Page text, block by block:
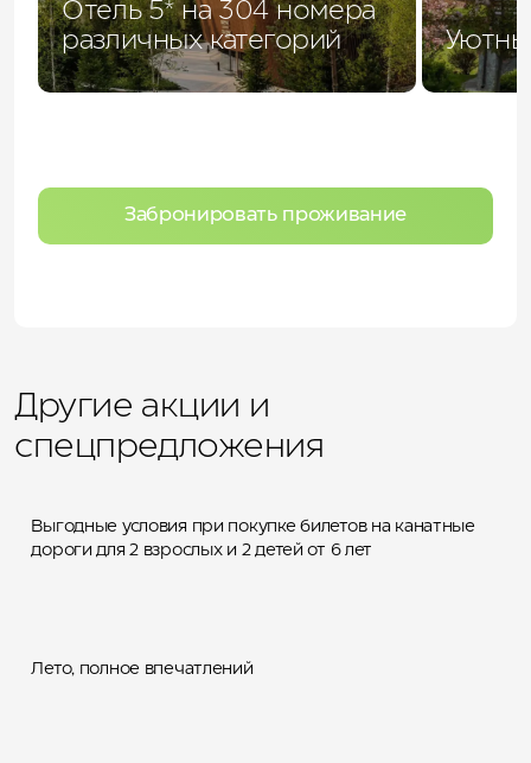
Отель 5* на 304 номера
различных категорий
Забронировать проживание
Другие акции и
спецпредложения
прогулочные билеты для
большой семьи
Выгодные условия при покупке билетов на канатные
дороги для 2 взрослых и 2 детей от 6 лет
Билеты в лето: всё лучшее
для путешествия с детьми в
Лето, полное впечатлений
подъема на канатной